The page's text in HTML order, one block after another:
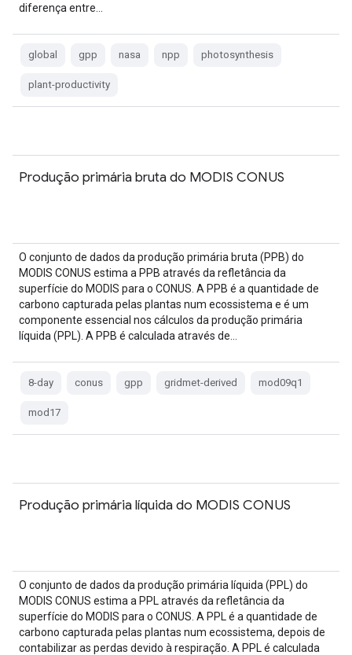
diferença entre…
global gpp nasa npp photosynthesis
plant-productivity
Produção primária bruta do MODIS CONUS
O conjunto de dados da produção primária bruta (PPB) do
MODIS CONUS estima a PPB através da refletância da
superfície do MODIS para o CONUS. A PPB é a quantidade de
carbono capturada pelas plantas num ecossistema e é um
componente essencial nos cálculos da produção primária
líquida (PPL). A PPB é calculada através de…
8-day conus gpp gridmet-derived mod09q1
mod17
Produção primária líquida do MODIS CONUS
O conjunto de dados da produção primária líquida (PPL) do
MODIS CONUS estima a PPL através da refletância da
superfície do MODIS para o CONUS. A PPL é a quantidade de
carbono capturada pelas plantas num ecossistema, depois de
contabilizar as perdas devido à respiração. A PPL é calculada